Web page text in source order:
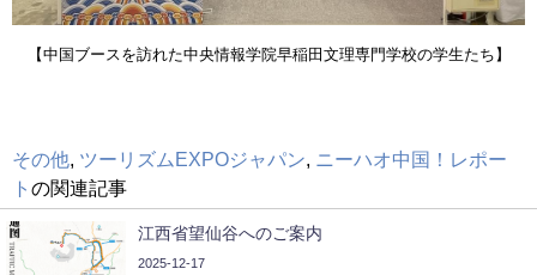
【中国ブースを訪れた中央情報学院早稲田文理専門学校の学生たち】
その他, ツーリズムEXPOジャパン, ニーハオ中国！レポー
ト の関連記事
江西省望仙谷へのご案内
2025-12-17